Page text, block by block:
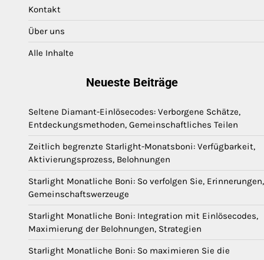
Kontakt
Über uns
Alle Inhalte
Neueste Beiträge
Seltene Diamant-Einlösecodes: Verborgene Schätze,
Entdeckungsmethoden, Gemeinschaftliches Teilen
Zeitlich begrenzte Starlight-Monatsboni: Verfügbarkeit,
Aktivierungsprozess, Belohnungen
Starlight Monatliche Boni: So verfolgen Sie, Erinnerungen,
Gemeinschaftswerzeuge
Starlight Monatliche Boni: Integration mit Einlösecodes,
Maximierung der Belohnungen, Strategien
Starlight Monatliche Boni: So maximieren Sie die